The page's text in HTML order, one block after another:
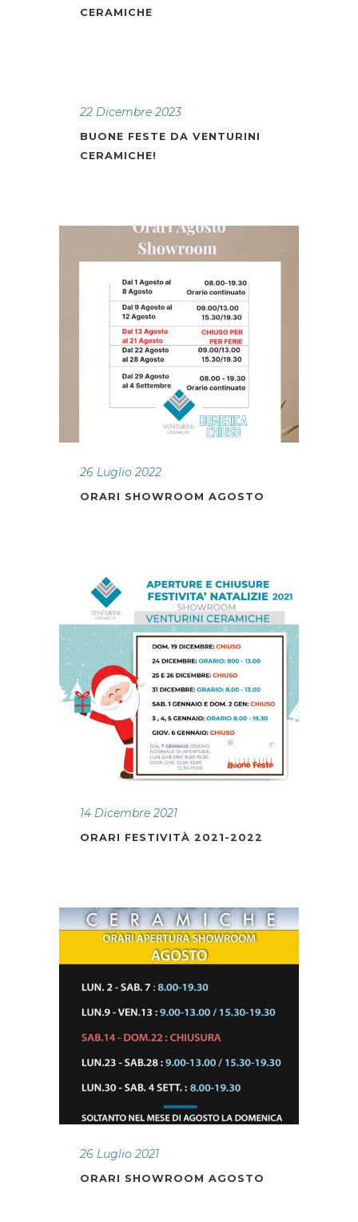
CERAMICHE
22 Dicembre 2023
BUONE FESTE DA VENTURINI
CERAMICHE!
26 Luglio 2022
ORARI SHOWROOM AGOSTO
14 Dicembre 2021
ORARI FESTIVITÀ 2021-2022
26 Luglio 2021
ORARI SHOWROOM AGOSTO